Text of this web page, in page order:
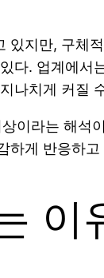
지만, 구체
다. 업계에
나치게 커질
이라는 해석
하게 반응하고
이